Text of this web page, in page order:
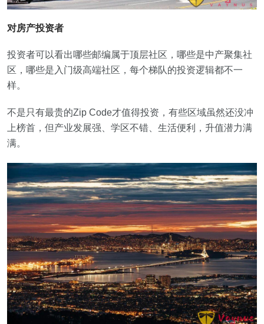
对房产投资者
投资者可以看出哪些邮编属于顶层社区，哪些是中产聚集社
区，哪些是入门级高端社区，每个梯队的投资逻辑都不一
样。
不是只有最贵的Zip Code才值得投资，有些区域虽然还没冲
上榜首，但产业发展强、学区不错、生活便利，升值潜力满
满。